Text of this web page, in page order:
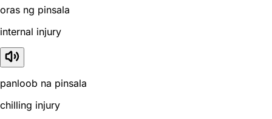
oras ng pinsala
internal injury
panloob na pinsala
chilling injury